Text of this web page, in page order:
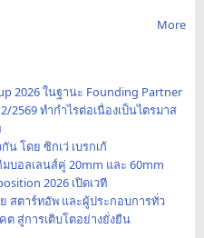
More
2026 ในฐานะ Founding Partner
2569 ทำกำไรต่อเนื่องเป็นไตรมาส
โดย ซิกเว่ เบรกเก้
มบอลเลนส์คู่ 20mm และ 60mm
2026 เปิดเวที
สตาร์ทอัพ และผู้ประกอบการทั่ว
ต สู่การเติบโตอย่างยั่งยืน